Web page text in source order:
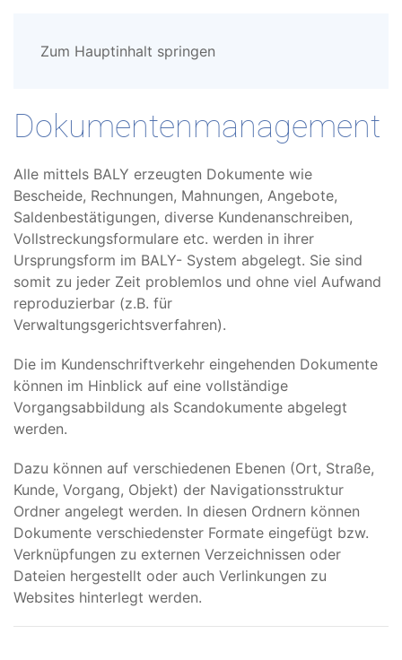
Zum Hauptinhalt springen
Dokumentenmanagement
Alle mittels BALY erzeugten Dokumente wie
Bescheide, Rechnungen, Mahnungen, Angebote,
Saldenbestätigungen, diverse Kundenanschreiben,
Vollstreckungsformulare etc. werden in ihrer
Ursprungsform im BALY- System abgelegt. Sie sind
somit zu jeder Zeit problemlos und ohne viel Aufwand
reproduzierbar (z.B. für
Verwaltungsgerichtsverfahren).
Die im Kundenschriftverkehr eingehenden Dokumente
können im Hinblick auf eine vollständige
Vorgangsabbildung als Scandokumente abgelegt
werden.
Dazu können auf verschiedenen Ebenen (Ort, Straße,
Kunde, Vorgang, Objekt) der Navigationsstruktur
Ordner angelegt werden. In diesen Ordnern können
Dokumente verschiedenster Formate eingefügt bzw.
Verknüpfungen zu externen Verzeichnissen oder
Dateien hergestellt oder auch Verlinkungen zu
Websites hinterlegt werden.